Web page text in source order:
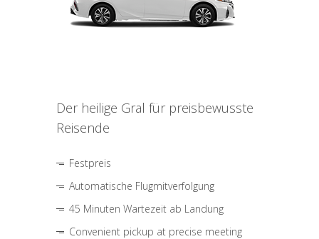
Der heilige Gral für preisbewusste
Reisende
Festpreis
Automatische Flugmitverfolgung
45 Minuten Wartezeit ab Landung
Convenient pickup at precise meeting